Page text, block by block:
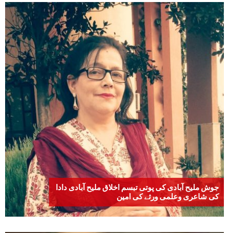
جوش ملیح آبادی کی پوتی تبسم اخلاق ملیح آبادی دادا
کی شاعری وعلمی ورثے کی امین